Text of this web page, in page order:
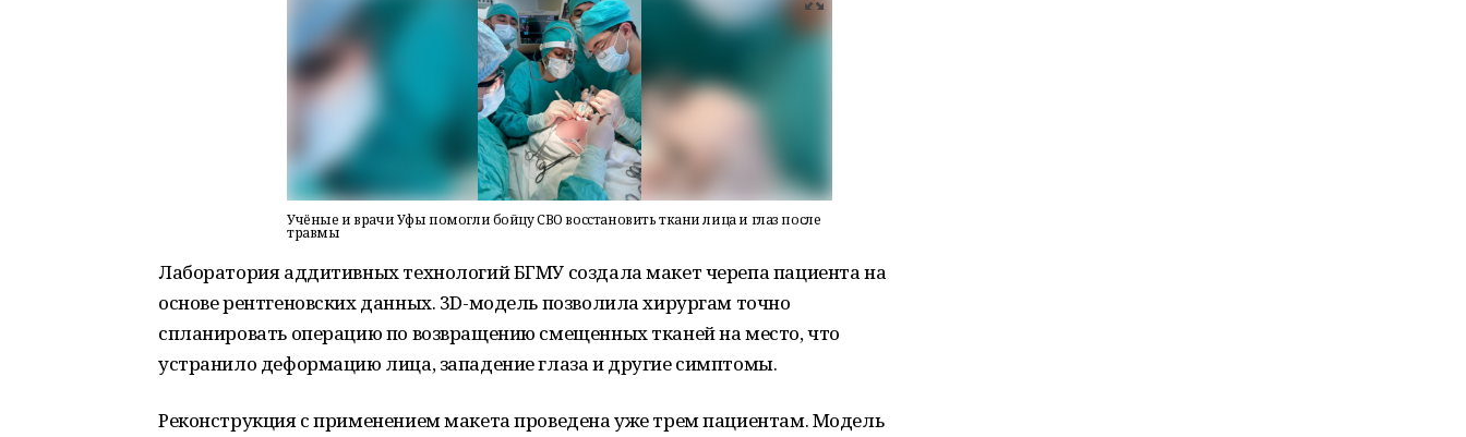
Учёные и врачи Уфы помогли бойцу СВО восстановить ткани лица и глаз после
травмы
Лаборатория аддитивных технологий БГМУ создала макет черепа пациента на
основе рентгеновских данных. 3D-модель позволила хирургам точно
спланировать операцию по возвращению смещенных тканей на место, что
устранило деформацию лица, западение глаза и другие симптомы.
Реконструкция с применением макета проведена уже трем пациентам. Модель